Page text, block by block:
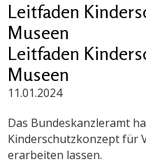
Leitfaden
Museen
Leitfaden
Museen
11.01.2024
Das Bundeskanzleramt
Kinderschutzkonzept für
erarbeiten lassen.